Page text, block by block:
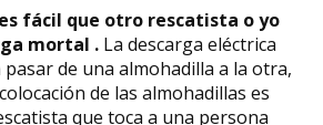
fácil que otro rescatista o yo
mortal . La descarga eléctrica
de una almohadilla a la otra,
de las almohadillas es
que toca a una persona